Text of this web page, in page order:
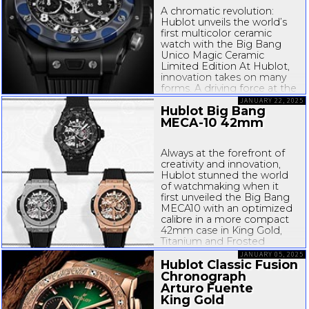
A chromatic revolution:
Hublot unveils the world’s
first multicolor ceramic
watch with the Big Bang
Unico Magic Ceramic
Limited Edition At Hublot,
innovation takes on many
forms. A driving force at the
forward-looking
manufacture, the need to
ceaselessly push the limits...
Hublot Big Bang
MECA-10 42mm
Always at the forefront of
creativity and innovation,
Hublot stunned the world
of watchmaking when it
first unveiled the Big Bang
MECA10 with an optimized
calibre in a more compact
42mm case in King Gold,
Titanium and Frosted
Carbon. Hublot has
reinvented creativity...
JANUARY 22, 2025
Hublot Classic Fusion
Chronograph
Arturo Fuente
King Gold
JANUARY 05, 2025